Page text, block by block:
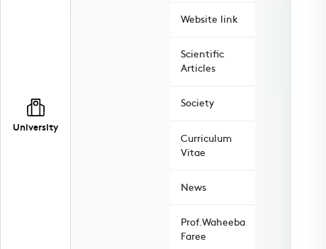
University
Website link
Scientific
Articles
Society
Curriculum
Vitae
News
Prof.Waheeba
Faree